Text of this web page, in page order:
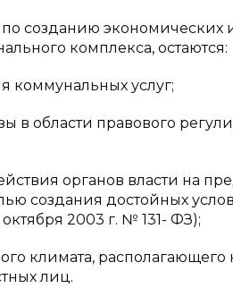
созданию экономических
комплекса, остаются:
коммунальных услуг;
в области правового
органов власти на
создания достойных
2003 г. № 131- ФЗ);
климата,
лиц.